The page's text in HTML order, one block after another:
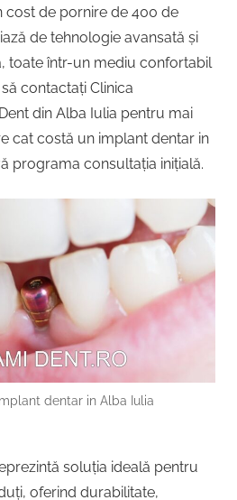
cost de pornire de 400 de
de tehnologie avansată și
toate într-un mediu confortabil
contactați Clinica
din Alba Iulia pentru mai
cat costă un implant dentar in
programa consultația inițială.
dentar in Alba Iulia
soluția ideală pentru
oferind durabilitate,